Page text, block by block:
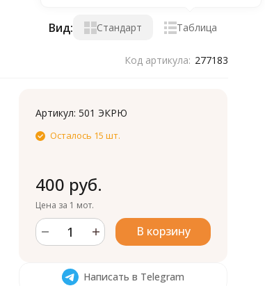
Вид: Стандарт Таблица
Код артикула: 277183
Артикул:501 ЭКРЮ
Осталось 15 шт.
400 руб.
Цена за 1 мот.
В корзину
Написать в Telegram